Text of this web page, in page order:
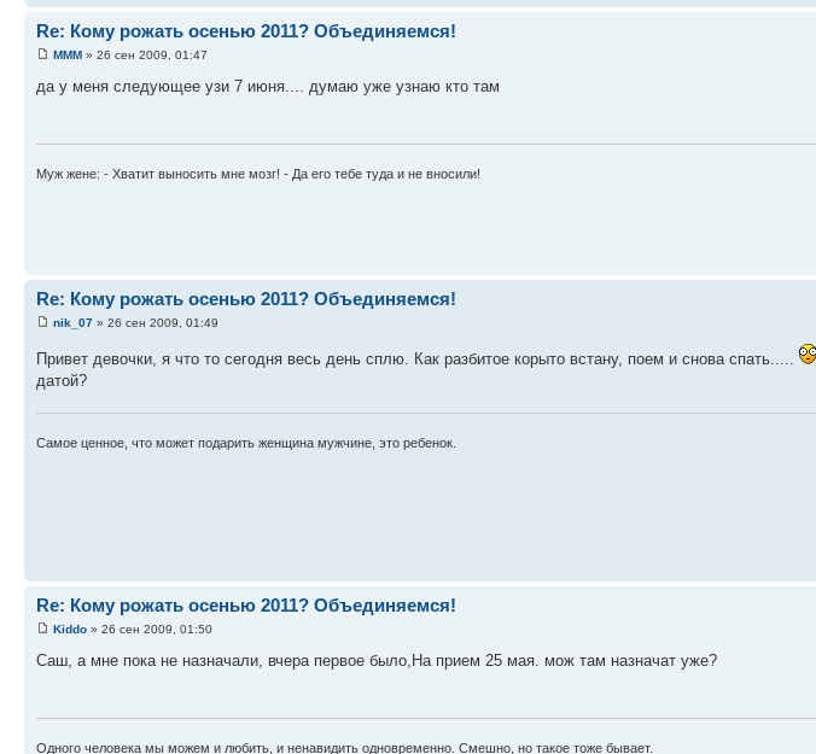
Re: Кому рожать осенью 2011? Объединяемся!
MMM » 26 сен 2009, 01:47
да у меня следующее узи 7 июня.... думаю уже узнаю кто там
Муж жене: - Хватит выносить мне мозг! - Да его тебе туда и не вносили!
Re: Кому рожать осенью 2011? Объединяемся!
nik_07 » 26 сен 2009, 01:49
Привет девочки, я что то сегодня весь день сплю. Как разбитое корыто встану, поем и снова спать.....
датой?
Самое ценное, что может подарить женщина мужчине, это ребенок.
Re: Кому рожать осенью 2011? Объединяемся!
Kiddo » 26 сен 2009, 01:50
Саш, а мне пока не назначали, вчера первое было,На прием 25 мая. мож там назначат уже?
Одного человека мы можем и любить, и ненавидить одновременно. Смешно, но такое тоже бывает.